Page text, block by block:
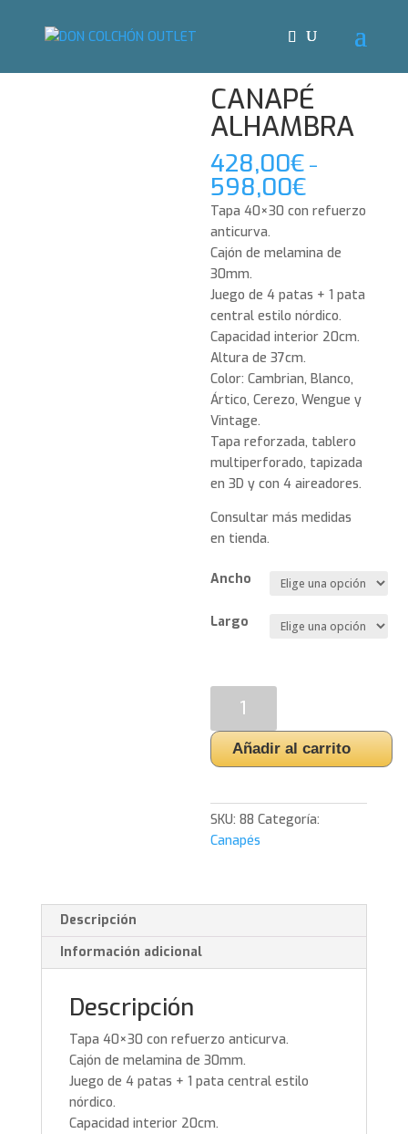
CANAPÉ
ALHAMBRA
428,00€ –
598,00€
Tapa 40×30 con refuerzo
anticurva.
Cajón de melamina de
30mm.
Juego de 4 patas + 1 pata
central estilo nórdico.
Capacidad interior 20cm.
Altura de 37cm.
Color: Cambrian, Blanco,
Ártico, Cerezo, Wengue y
Vintage.
Tapa reforzada, tablero
multiperforado, tapizada
en 3D y con 4 aireadores.
Consultar más medidas
en tienda.
Ancho
Largo
ALHAMBRA
cantidad
Añadir al carrito
SKU:88 Categoría:
Canapés
Descripción
Información adicional
Descripción
Tapa 40×30 con refuerzo anticurva.
Cajón de melamina de 30mm.
Juego de 4 patas + 1 pata central estilo
nórdico.
Capacidad interior 20cm.